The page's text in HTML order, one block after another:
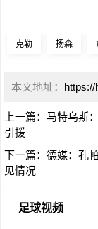
克勒 扬森
本文地址：
上一篇： 马特乌斯
引援
下一篇： 德媒：孔
见情况
足球视频